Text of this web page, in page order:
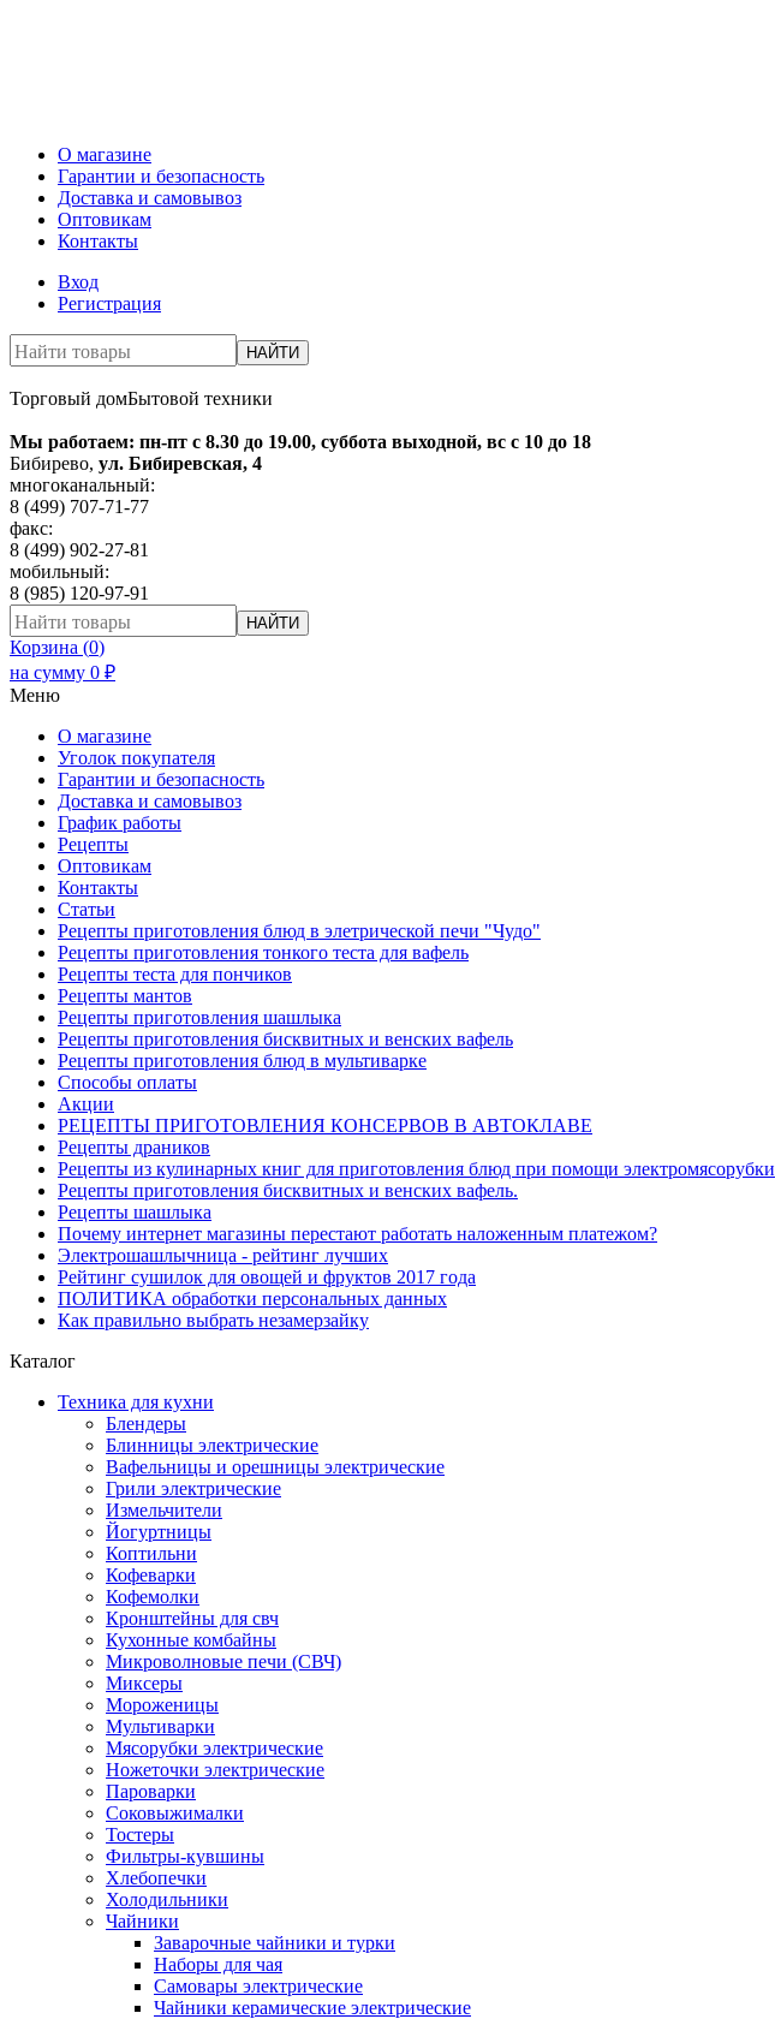
О магазине
Гарантии и безопасность
Доставка и самовывоз
Оптовикам
Контакты
Вход
Регистрация
НАЙТИ
Торговый домБытовой техники
Мы работаем: пн-пт с 8.30 до 19.00, суббота выходной, вс с 10 до 18
Бибирево, ул. Бибиревская, 4
многоканальный:
8 (499) 707-71-77
факс:
8 (499) 902-27-81
мобильный:
8 (985) 120-97-91
НАЙТИ
Корзина (0)
на сумму 0 ₽
Меню
О магазине
Уголок покупателя
Гарантии и безопасность
Доставка и самовывоз
График работы
Рецепты
Оптовикам
Контакты
Статьи
Рецепты приготовления блюд в элетрической печи "Чудо"
Рецепты приготовления тонкого теста для вафель
Рецепты теста для пончиков
Рецепты мантов
Рецепты приготовления шашлыка
Рецепты приготовления бисквитных и венских вафель
Рецепты приготовления блюд в мультиварке
Способы оплаты
Акции
РЕЦЕПТЫ ПРИГОТОВЛЕНИЯ КОНСЕРВОВ В АВТОКЛАВЕ
Рецепты драников
Рецепты из кулинарных книг для приготовления блюд при помощи электромясорубки
Рецепты приготовления бисквитных и венских вафель.
Рецепты шашлыка
Почему интернет магазины перестают работать наложенным платежом?
Электрошашлычница - рейтинг лучших
Рейтинг сушилок для овощей и фруктов 2017 года
ПОЛИТИКА обработки персональных данных
Как правильно выбрать незамерзайку
Каталог
Техника для кухни
Блендеры
Блинницы электрические
Вафельницы и орешницы электрические
Грили электрические
Измельчители
Йогуртницы
Коптильни
Кофеварки
Кофемолки
Кронштейны для свч
Кухонные комбайны
Микроволновые печи (СВЧ)
Миксеры
Мороженицы
Мультиварки
Мясорубки электрические
Ножеточки электрические
Пароварки
Соковыжималки
Тостеры
Фильтры-кувшины
Хлебопечки
Холодильники
Чайники
Заварочные чайники и турки
Наборы для чая
Самовары электрические
Чайники керамические электрические